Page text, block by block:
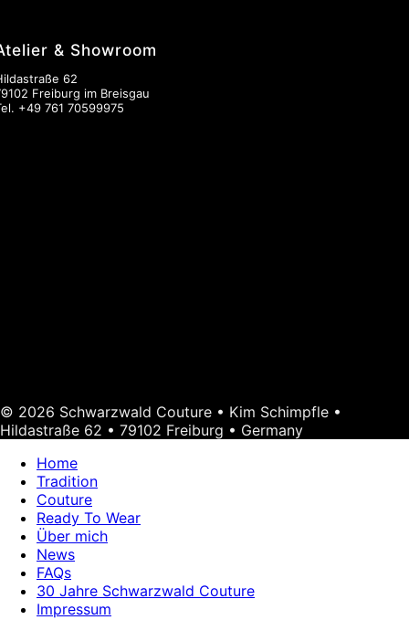
& Showroom
62
Freiburg im Breisgau
+49 761 70599975
© 2026 Schwarzwald Couture • Kim Schimpfle •
Hildastraße 62 • 79102 Freiburg • Germany
Home
Tradition
Couture
Ready To Wear
Über mich
News
FAQs
30 Jahre Schwarzwald Couture
Impressum